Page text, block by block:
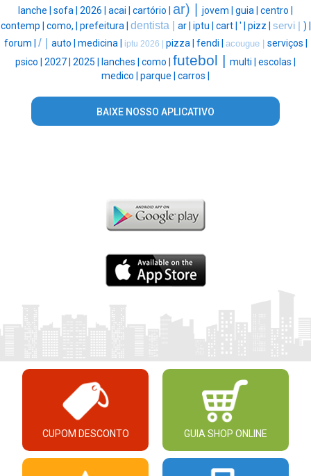
lanche | sofa | 2026 | acai | cartório | ar) | jovem | guia | centro |
contemp | como, | prefeitura | dentista | ar | iptu | cart | ' | pizz | servi | ) |
forum | / | auto | medicina | iptu 2026 | pizza | fendi | acougue | serviços |
psico | 2027 | 2025 | lanches | como | futebol | multi | escolas |
medico | parque | carros |
BAIXE NOSSO APLICATIVO
CUPOM DESCONTO GUIA SHOP ONLINE